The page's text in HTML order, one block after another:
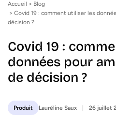
Accueil > Blog
> Covid 19 : comment utiliser les
décision ?
Covid 19 :
données pour
de décision ?
Produit Lauréline Saux 26 juillet